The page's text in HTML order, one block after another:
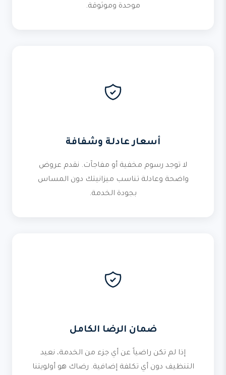
موحدة وموثوقة.
أسعار عادلة وشفافة
لا توجد رسوم مخفية أو مفاجآت. نقدم عروض
واضحة وعادلة تناسب ميزانيتك دون المساس
بجودة الخدمة.
ضمان الرضا الكامل
إذا لم تكن راضياً عن أي جزء من الخدمة، نعيد
التنظيف دون أي تكلفة إضافية. رضاك هو أولويتنا